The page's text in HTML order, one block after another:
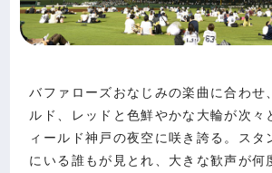
バファローズおなじみの楽曲に合わせ
ルド、レッドと色鮮やかな大輪が次々
ィールド神戸の夜空に咲き誇る。スタ
にいる誰もが見とれ、大きな歓声が何